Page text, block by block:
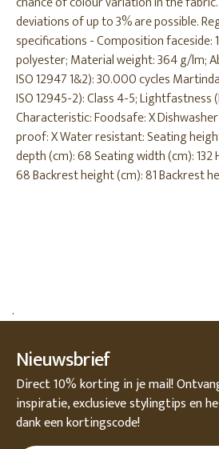
deviations of up to 3% are possible.
specifications - Composition faceside:
polyester; Material weight: 364 g/lm;
ISO 12947 1&2): 30.000 cycles
ISO 12945-2): Class 4-5; Lightfastness
Characteristic: Foodsafe: X
proof: X Water resistant: Seating
depth (cm): 68 Seating width (cm):
68 Backrest height (cm): 81 Backrest
.
Nieuwsbrief
Direct 10% korting in je mail!
inspiratie, exclusieve stylingtips en
dank een kortingscode!